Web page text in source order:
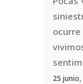
25